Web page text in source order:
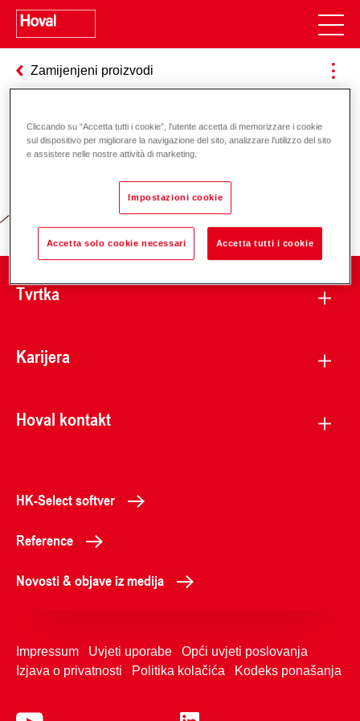
Zamijenjeni proizvodi
Odgovornost za energiju i okoliš
Tvrtka
Karijera
Hoval kontakt
HK-Select softver
Reference
Novosti & objave iz medija
Impressum Uvjeti uporabe
Opći uvjeti poslovanja
Izjava o privatnosti
Politika kolačića Kodeks ponašanja
Cliccando su “Accetta tutti i cookie”, l'utente accetta di memorizzare i cookie
sul dispositivo per migliorare la navigazione del sito, analizzare l'utilizzo del sito
e assistere nelle nostre attività di marketing.
Impostazioni cookie
Accetta solo cookie necessari Accetta tutti i cookie